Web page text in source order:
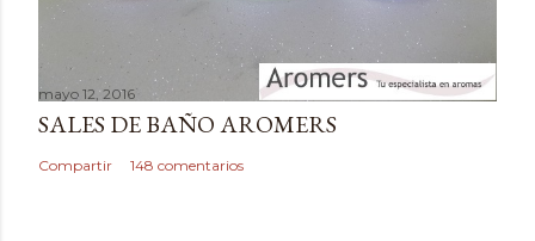
mayo 12, 2016
SALES DE BAÑO AROMERS
Compartir 148 comentarios